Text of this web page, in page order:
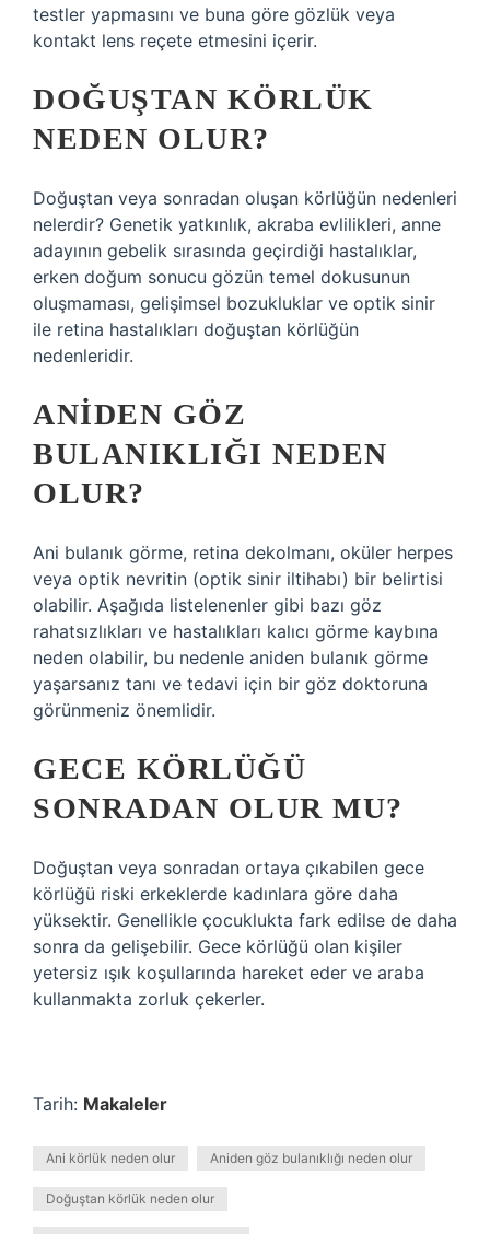
testler yapmasını ve buna göre gözlük veya
kontakt lens reçete etmesini içerir.
DOĞUŞTAN KÖRLÜK
NEDEN OLUR?
Doğuştan veya sonradan oluşan körlüğün nedenleri
nelerdir? Genetik yatkınlık, akraba evlilikleri, anne
adayının gebelik sırasında geçirdiği hastalıklar,
erken doğum sonucu gözün temel dokusunun
oluşmaması, gelişimsel bozukluklar ve optik sinir
ile retina hastalıkları doğuştan körlüğün
nedenleridir.
ANIDEN GÖZ
BULANIKLIĞI NEDEN
OLUR?
Ani bulanık görme, retina dekolmanı, oküler herpes
veya optik nevritin (optik sinir iltihabı) bir belirtisi
olabilir. Aşağıda listelenenler gibi bazı göz
rahatsızlıkları ve hastalıkları kalıcı görme kaybına
neden olabilir, bu nedenle aniden bulanık görme
yaşarsanız tanı ve tedavi için bir göz doktoruna
görünmeniz önemlidir.
GECE KÖRLÜĞÜ
SONRADAN OLUR MU?
Doğuştan veya sonradan ortaya çıkabilen gece
körlüğü riski erkeklerde kadınlara göre daha
yüksektir. Genellikle çocuklukta fark edilse de daha
sonra da gelişebilir. Gece körlüğü olan kişiler
yetersiz ışık koşullarında hareket eder ve araba
kullanmakta zorluk çekerler.
Tarih: Makaleler
Ani körlük neden olur Aniden göz bulanıklığı neden olur
Doğuştan körlük neden olur